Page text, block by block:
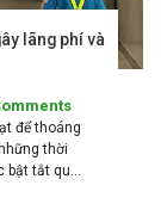
lãng phí và
để thoáng
thời
bật tắt quạt
thường